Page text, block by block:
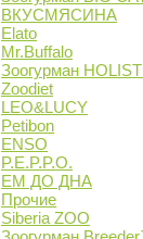
ВКУСМЯСИНА
Elato
Mr.Buffalo
Зоогурман
Zoodiet
LEO&LUCY
Petibon
ENSO
P.E.P.P.O.
ЕМ ДО ДНА
Прочие
Siberia ZOO